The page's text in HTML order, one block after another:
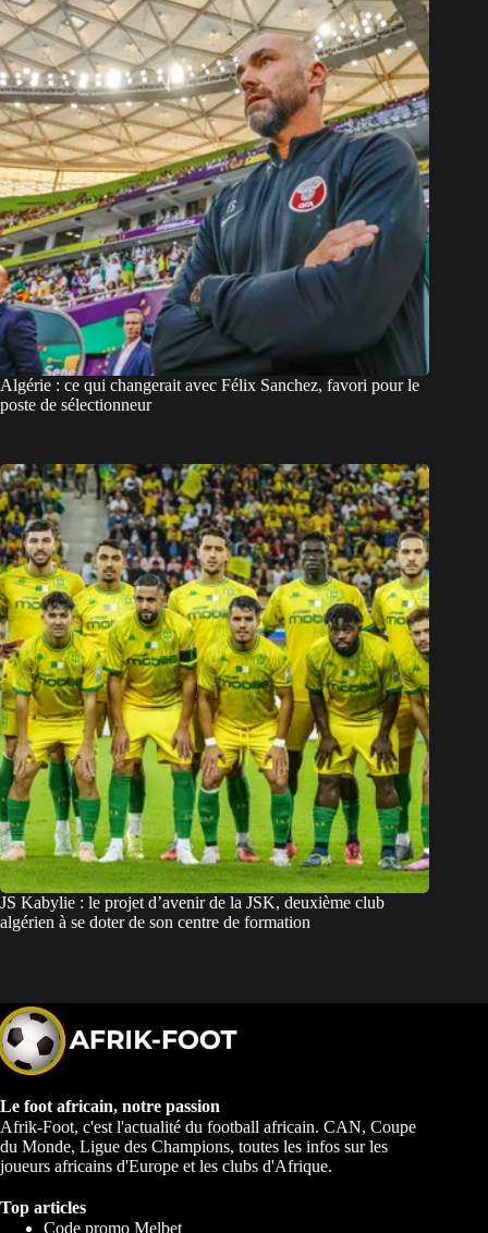
Algérie : ce qui changerait avec Félix Sanchez, favori pour le
poste de sélectionneur
JS Kabylie : le projet d’avenir de la JSK, deuxième club
algérien à se doter de son centre de formation
Le foot africain, notre passion
Afrik-Foot, c'est l'actualité du football africain. CAN, Coupe
du Monde, Ligue des Champions, toutes les infos sur les
joueurs africains d'Europe et les clubs d'Afrique.
Top articles
Code promo Melbet